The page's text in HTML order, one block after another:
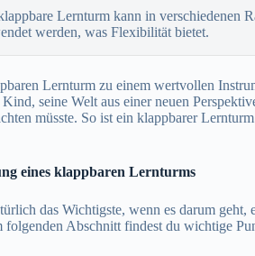
Lernturm kann in verschiedenen
werden, was Flexibilität bietet.
Lernturm zu einem wertvollen
seine Welt aus einer neuen
müsste. So ist ein klappbarer
eines klappbaren Lernturms
das Wichtigste, wenn es darum geht,
Abschnitt findest du wichtige